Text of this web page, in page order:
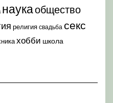
наукаобщество
религия свадьба секс
хобби школа